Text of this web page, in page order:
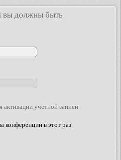
вы должны быть
активации учётной записи
конференции в этот раз